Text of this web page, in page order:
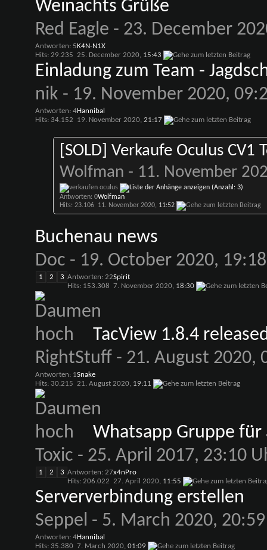
Weinachts Grüße
Red Eagle - 23. December
Antworten: 5
Hits: 29.235
K4N-N1X
25. December 2020, 15:43
Einladung zum Team -
nik - 19. November 2020,
Antworten: 4
Hits: 34.152
Hannibal
19. November 2020, 21:17
[SOLD] Verkaufe Oculus CV1
Wolfman - 11. November
Antworten: 0
Hits: 23.106
Wolfman
11. November 2020, 11:52
Buchenau news
Doc - 19. October 2020,
1 2 3 Antworten: 22
Hits: 153.308
Spirit
7. November 2020, 18:30
TacView 1.8.4
RightStuff- 21. August 2020,
Antworten: 1
Hits: 30.215
Snake
21. August 2020, 19:11
Whatsapp Gruppe
Toxic - 25. April 2017, 23:10
1 2 3 Antworten: 27
Hits: 206.022
x4nPro
27. April 2020, 11:55
Serververbindung erstellen
Seppel - 5. March 2020,
Antworten: 4
Hits: 35.380
Hannibal
7. March 2020, 01:09